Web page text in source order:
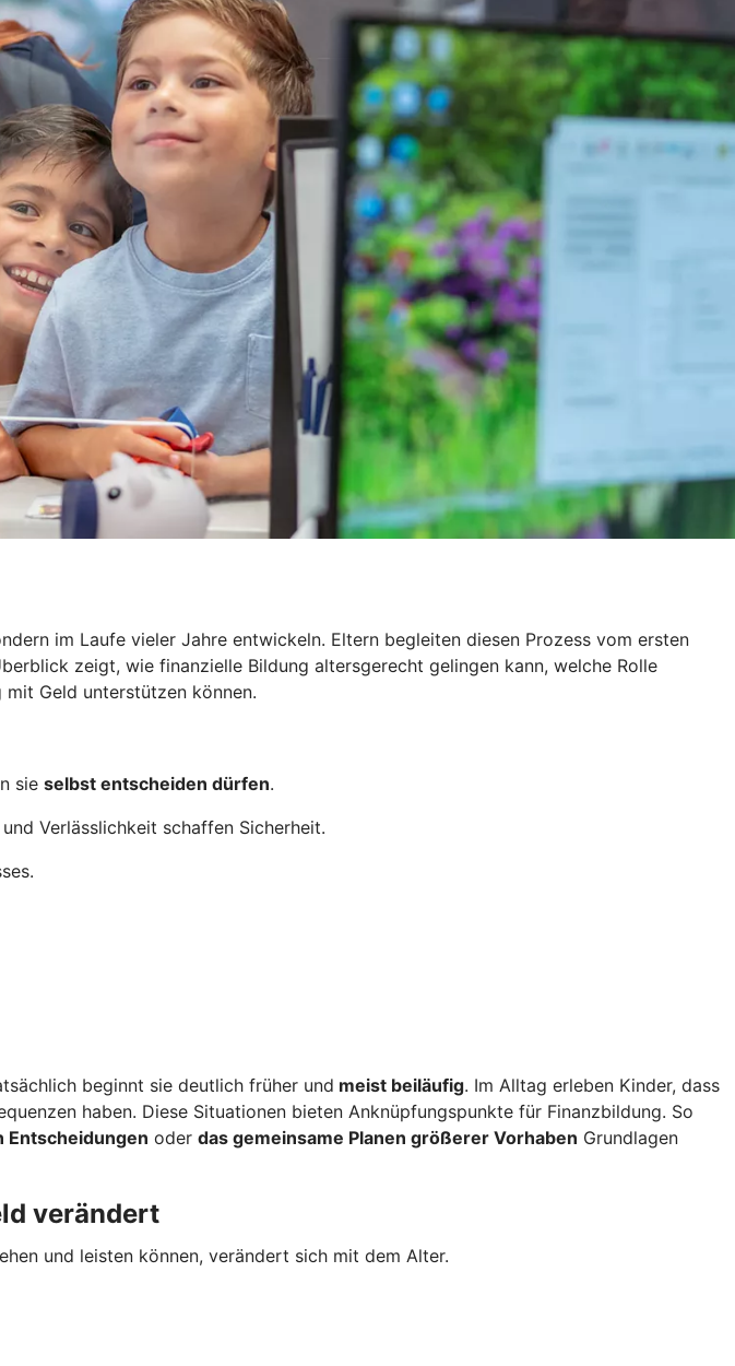
im Laufe vieler Jahre entwickeln. Eltern begleiten diesen Prozess vom ersten
zeigt, wie finanzielle Bildung altersgerecht gelingen kann, welche Rolle
Geld unterstützen können.
sie selbst entscheiden dürfen.
Verlässlichkeit schaffen Sicherheit.
beginnt sie deutlich früher und meist beiläufig. Im Alltag erleben Kinder, dass
haben. Diese Situationen bieten Anknüpfungspunkte für Finanzbildung. So
Entscheidungen oder das gemeinsame Planen größerer Vorhaben Grundlagen
verändert
und leisten können, verändert sich mit dem Alter.